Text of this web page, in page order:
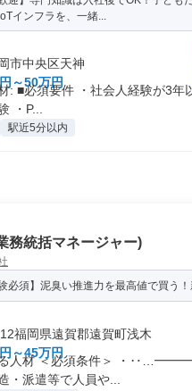
インフラを、一緒...
市中央区天神
～50万円
: ■必須要件 ・社会人経験が3年
・P...
駅近5分以内
務統括マネージャー)
必須】泥臭い推進力を最高値で買う
福岡県遠賀郡遠賀町浅木
～45万円
る人材 ＜必須条件＞ ・
・派遣等で人員や...